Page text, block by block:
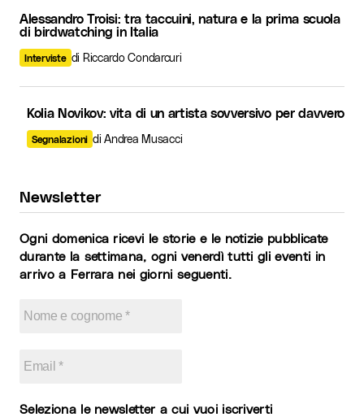
Alessandro Troisi: tra taccuini, natura e la prima scuola
di birdwatching in Italia
Interviste di Riccardo Condarcuri
Kolia Novikov: vita di un artista sovversivo per davvero
Segnalazioni di Andrea Musacci
Newsletter
Ogni domenica ricevi le storie e le notizie pubblicate
durante la settimana, ogni venerdì tutti gli eventi in
arrivo a Ferrara nei giorni seguenti.
Seleziona le newsletter a cui vuoi iscriverti